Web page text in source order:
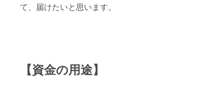
て、届けたいと思います。
【資金の用途】